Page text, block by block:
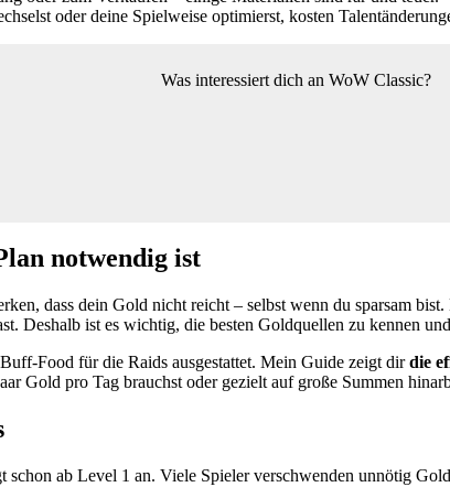
oder deine Spielweise optimierst, kosten
Was interessiert dich an WoW Classic?
notwendig ist
dass dein Gold nicht reicht – selbst wenn du sparsam
Deshalb ist es wichtig, die besten Goldquellen zu kennen
Food für die Raids ausgestattet. Mein Guide zeigt dirdie
Gold pro Tag brauchst oder gezielt auf große Summen
ab Level 1 an. Viele Spieler verschwenden unnötig